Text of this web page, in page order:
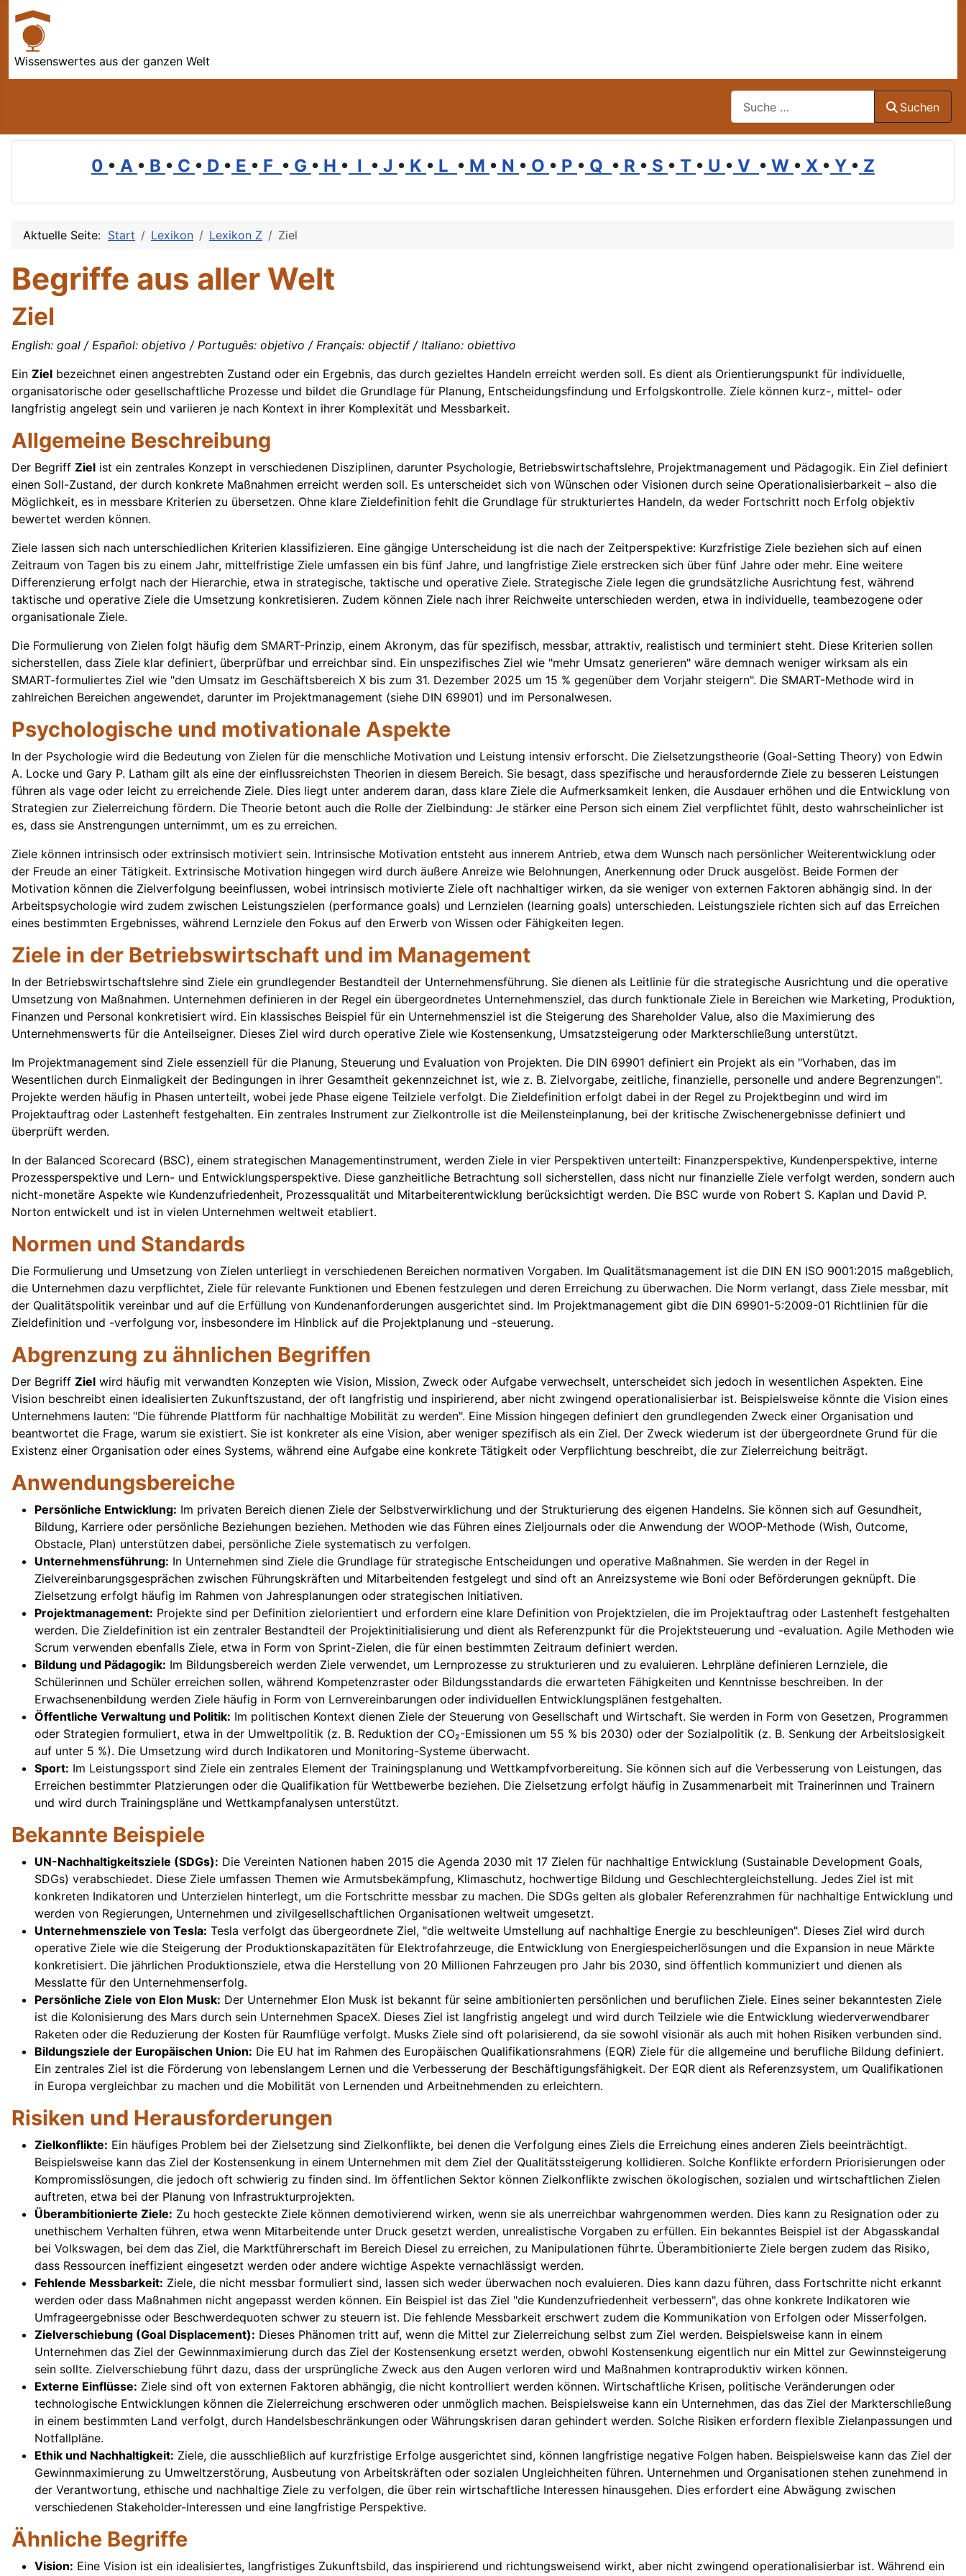
Wissenswertes aus der ganzen Welt
Suchen
0 • A • B • C • D • E • F • G • H • I • J • K • L • M • N • O • P • Q • R • S • T • U • V • W • X • Y • Z
Aktuelle Seite: Start Lexikon Lexikon Z Ziel
Begriffe aus aller Welt
Ziel
English: goal / Español: objetivo / Português: objetivo / Français: objectif / Italiano: obiettivo
Ein Ziel bezeichnet einen angestrebten Zustand oder ein Ergebnis, das durch gezieltes Handeln erreicht werden soll. Es dient als Orientierungspunkt für individuelle,
organisatorische oder gesellschaftliche Prozesse und bildet die Grundlage für Planung, Entscheidungsfindung und Erfolgskontrolle. Ziele können kurz-, mittel- oder
langfristig angelegt sein und variieren je nach Kontext in ihrer Komplexität und Messbarkeit.
Allgemeine Beschreibung
Der Begriff Ziel ist ein zentrales Konzept in verschiedenen Disziplinen, darunter Psychologie, Betriebswirtschaftslehre, Projektmanagement und Pädagogik. Ein Ziel definiert
einen Soll-Zustand, der durch konkrete Maßnahmen erreicht werden soll. Es unterscheidet sich von Wünschen oder Visionen durch seine Operationalisierbarkeit – also die
Möglichkeit, es in messbare Kriterien zu übersetzen. Ohne klare Zieldefinition fehlt die Grundlage für strukturiertes Handeln, da weder Fortschritt noch Erfolg objektiv
bewertet werden können.
Ziele lassen sich nach unterschiedlichen Kriterien klassifizieren. Eine gängige Unterscheidung ist die nach der Zeitperspektive: Kurzfristige Ziele beziehen sich auf einen
Zeitraum von Tagen bis zu einem Jahr, mittelfristige Ziele umfassen ein bis fünf Jahre, und langfristige Ziele erstrecken sich über fünf Jahre oder mehr. Eine weitere
Differenzierung erfolgt nach der Hierarchie, etwa in strategische, taktische und operative Ziele. Strategische Ziele legen die grundsätzliche Ausrichtung fest, während
taktische und operative Ziele die Umsetzung konkretisieren. Zudem können Ziele nach ihrer Reichweite unterschieden werden, etwa in individuelle, teambezogene oder
organisationale Ziele.
Die Formulierung von Zielen folgt häufig dem SMART-Prinzip, einem Akronym, das für spezifisch, messbar, attraktiv, realistisch und terminiert steht. Diese Kriterien sollen
sicherstellen, dass Ziele klar definiert, überprüfbar und erreichbar sind. Ein unspezifisches Ziel wie "mehr Umsatz generieren" wäre demnach weniger wirksam als ein
SMART-formuliertes Ziel wie "den Umsatz im Geschäftsbereich X bis zum 31. Dezember 2025 um 15 % gegenüber dem Vorjahr steigern". Die SMART-Methode wird in
zahlreichen Bereichen angewendet, darunter im Projektmanagement (siehe DIN 69901) und im Personalwesen.
Psychologische und motivationale Aspekte
In der Psychologie wird die Bedeutung von Zielen für die menschliche Motivation und Leistung intensiv erforscht. Die Zielsetzungstheorie (Goal-Setting Theory) von Edwin
A. Locke und Gary P. Latham gilt als eine der einflussreichsten Theorien in diesem Bereich. Sie besagt, dass spezifische und herausfordernde Ziele zu besseren Leistungen
führen als vage oder leicht zu erreichende Ziele. Dies liegt unter anderem daran, dass klare Ziele die Aufmerksamkeit lenken, die Ausdauer erhöhen und die Entwicklung von
Strategien zur Zielerreichung fördern. Die Theorie betont auch die Rolle der Zielbindung: Je stärker eine Person sich einem Ziel verpflichtet fühlt, desto wahrscheinlicher ist
es, dass sie Anstrengungen unternimmt, um es zu erreichen.
Ziele können intrinsisch oder extrinsisch motiviert sein. Intrinsische Motivation entsteht aus innerem Antrieb, etwa dem Wunsch nach persönlicher Weiterentwicklung oder
der Freude an einer Tätigkeit. Extrinsische Motivation hingegen wird durch äußere Anreize wie Belohnungen, Anerkennung oder Druck ausgelöst. Beide Formen der
Motivation können die Zielverfolgung beeinflussen, wobei intrinsisch motivierte Ziele oft nachhaltiger wirken, da sie weniger von externen Faktoren abhängig sind. In der
Arbeitspsychologie wird zudem zwischen Leistungszielen (performance goals) und Lernzielen (learning goals) unterschieden. Leistungsziele richten sich auf das Erreichen
eines bestimmten Ergebnisses, während Lernziele den Fokus auf den Erwerb von Wissen oder Fähigkeiten legen.
Ziele in der Betriebswirtschaft und im Management
In der Betriebswirtschaftslehre sind Ziele ein grundlegender Bestandteil der Unternehmensführung. Sie dienen als Leitlinie für die strategische Ausrichtung und die operative
Umsetzung von Maßnahmen. Unternehmen definieren in der Regel ein übergeordnetes Unternehmensziel, das durch funktionale Ziele in Bereichen wie Marketing, Produktion,
Finanzen und Personal konkretisiert wird. Ein klassisches Beispiel für ein Unternehmensziel ist die Steigerung des Shareholder Value, also die Maximierung des
Unternehmenswerts für die Anteilseigner. Dieses Ziel wird durch operative Ziele wie Kostensenkung, Umsatzsteigerung oder Markterschließung unterstützt.
Im Projektmanagement sind Ziele essenziell für die Planung, Steuerung und Evaluation von Projekten. Die DIN 69901 definiert ein Projekt als ein "Vorhaben, das im
Wesentlichen durch Einmaligkeit der Bedingungen in ihrer Gesamtheit gekennzeichnet ist, wie z. B. Zielvorgabe, zeitliche, finanzielle, personelle und andere Begrenzungen".
Projekte werden häufig in Phasen unterteilt, wobei jede Phase eigene Teilziele verfolgt. Die Zieldefinition erfolgt dabei in der Regel zu Projektbeginn und wird im
Projektauftrag oder Lastenheft festgehalten. Ein zentrales Instrument zur Zielkontrolle ist die Meilensteinplanung, bei der kritische Zwischenergebnisse definiert und
überprüft werden.
In der Balanced Scorecard (BSC), einem strategischen Managementinstrument, werden Ziele in vier Perspektiven unterteilt: Finanzperspektive, Kundenperspektive, interne
Prozessperspektive und Lern- und Entwicklungsperspektive. Diese ganzheitliche Betrachtung soll sicherstellen, dass nicht nur finanzielle Ziele verfolgt werden, sondern auch
nicht-monetäre Aspekte wie Kundenzufriedenheit, Prozessqualität und Mitarbeiterentwicklung berücksichtigt werden. Die BSC wurde von Robert S. Kaplan und David P.
Norton entwickelt und ist in vielen Unternehmen weltweit etabliert.
Normen und Standards
Die Formulierung und Umsetzung von Zielen unterliegt in verschiedenen Bereichen normativen Vorgaben. Im Qualitätsmanagement ist die DIN EN ISO 9001:2015 maßgeblich,
die Unternehmen dazu verpflichtet, Ziele für relevante Funktionen und Ebenen festzulegen und deren Erreichung zu überwachen. Die Norm verlangt, dass Ziele messbar, mit
der Qualitätspolitik vereinbar und auf die Erfüllung von Kundenanforderungen ausgerichtet sind. Im Projektmanagement gibt die DIN 69901-5:2009-01 Richtlinien für die
Zieldefinition und -verfolgung vor, insbesondere im Hinblick auf die Projektplanung und -steuerung.
Abgrenzung zu ähnlichen Begriffen
Der Begriff Ziel wird häufig mit verwandten Konzepten wie Vision, Mission, Zweck oder Aufgabe verwechselt, unterscheidet sich jedoch in wesentlichen Aspekten. Eine
Vision beschreibt einen idealisierten Zukunftszustand, der oft langfristig und inspirierend, aber nicht zwingend operationalisierbar ist. Beispielsweise könnte die Vision eines
Unternehmens lauten: "Die führende Plattform für nachhaltige Mobilität zu werden". Eine Mission hingegen definiert den grundlegenden Zweck einer Organisation und
beantwortet die Frage, warum sie existiert. Sie ist konkreter als eine Vision, aber weniger spezifisch als ein Ziel. Der Zweck wiederum ist der übergeordnete Grund für die
Existenz einer Organisation oder eines Systems, während eine Aufgabe eine konkrete Tätigkeit oder Verpflichtung beschreibt, die zur Zielerreichung beiträgt.
Anwendungsbereiche
Persönliche Entwicklung: Im privaten Bereich dienen Ziele der Selbstverwirklichung und der Strukturierung des eigenen Handelns. Sie können sich auf Gesundheit,
Bildung, Karriere oder persönliche Beziehungen beziehen. Methoden wie das Führen eines Zieljournals oder die Anwendung der WOOP-Methode (Wish, Outcome,
Obstacle, Plan) unterstützen dabei, persönliche Ziele systematisch zu verfolgen.
Unternehmensführung: In Unternehmen sind Ziele die Grundlage für strategische Entscheidungen und operative Maßnahmen. Sie werden in der Regel in
Zielvereinbarungsgesprächen zwischen Führungskräften und Mitarbeitenden festgelegt und sind oft an Anreizsysteme wie Boni oder Beförderungen geknüpft. Die
Zielsetzung erfolgt häufig im Rahmen von Jahresplanungen oder strategischen Initiativen.
Projektmanagement: Projekte sind per Definition zielorientiert und erfordern eine klare Definition von Projektzielen, die im Projektauftrag oder Lastenheft festgehalten
werden. Die Zieldefinition ist ein zentraler Bestandteil der Projektinitialisierung und dient als Referenzpunkt für die Projektsteuerung und -evaluation. Agile Methoden wie
Scrum verwenden ebenfalls Ziele, etwa in Form von Sprint-Zielen, die für einen bestimmten Zeitraum definiert werden.
Bildung und Pädagogik: Im Bildungsbereich werden Ziele verwendet, um Lernprozesse zu strukturieren und zu evaluieren. Lehrpläne definieren Lernziele, die
Schülerinnen und Schüler erreichen sollen, während Kompetenzraster oder Bildungsstandards die erwarteten Fähigkeiten und Kenntnisse beschreiben. In der
Erwachsenenbildung werden Ziele häufig in Form von Lernvereinbarungen oder individuellen Entwicklungsplänen festgehalten.
Öffentliche Verwaltung und Politik: Im politischen Kontext dienen Ziele der Steuerung von Gesellschaft und Wirtschaft. Sie werden in Form von Gesetzen, Programmen
oder Strategien formuliert, etwa in der Umweltpolitik (z. B. Reduktion der CO₂-Emissionen um 55 % bis 2030) oder der Sozialpolitik (z. B. Senkung der Arbeitslosigkeit
auf unter 5 %). Die Umsetzung wird durch Indikatoren und Monitoring-Systeme überwacht.
Sport: Im Leistungssport sind Ziele ein zentrales Element der Trainingsplanung und Wettkampfvorbereitung. Sie können sich auf die Verbesserung von Leistungen, das
Erreichen bestimmter Platzierungen oder die Qualifikation für Wettbewerbe beziehen. Die Zielsetzung erfolgt häufig in Zusammenarbeit mit Trainerinnen und Trainern
und wird durch Trainingspläne und Wettkampfanalysen unterstützt.
Bekannte Beispiele
UN-Nachhaltigkeitsziele (SDGs): Die Vereinten Nationen haben 2015 die Agenda 2030 mit 17 Zielen für nachhaltige Entwicklung (Sustainable Development Goals,
SDGs) verabschiedet. Diese Ziele umfassen Themen wie Armutsbekämpfung, Klimaschutz, hochwertige Bildung und Geschlechtergleichstellung. Jedes Ziel ist mit
konkreten Indikatoren und Unterzielen hinterlegt, um die Fortschritte messbar zu machen. Die SDGs gelten als globaler Referenzrahmen für nachhaltige Entwicklung und
werden von Regierungen, Unternehmen und zivilgesellschaftlichen Organisationen weltweit umgesetzt.
Unternehmensziele von Tesla: Tesla verfolgt das übergeordnete Ziel, "die weltweite Umstellung auf nachhaltige Energie zu beschleunigen". Dieses Ziel wird durch
operative Ziele wie die Steigerung der Produktionskapazitäten für Elektrofahrzeuge, die Entwicklung von Energiespeicherlösungen und die Expansion in neue Märkte
konkretisiert. Die jährlichen Produktionsziele, etwa die Herstellung von 20 Millionen Fahrzeugen pro Jahr bis 2030, sind öffentlich kommuniziert und dienen als
Messlatte für den Unternehmenserfolg.
Persönliche Ziele von Elon Musk: Der Unternehmer Elon Musk ist bekannt für seine ambitionierten persönlichen und beruflichen Ziele. Eines seiner bekanntesten Ziele
ist die Kolonisierung des Mars durch sein Unternehmen SpaceX. Dieses Ziel ist langfristig angelegt und wird durch Teilziele wie die Entwicklung wiederverwendbarer
Raketen oder die Reduzierung der Kosten für Raumflüge verfolgt. Musks Ziele sind oft polarisierend, da sie sowohl visionär als auch mit hohen Risiken verbunden sind.
Bildungsziele der Europäischen Union: Die EU hat im Rahmen des Europäischen Qualifikationsrahmens (EQR) Ziele für die allgemeine und berufliche Bildung definiert.
Ein zentrales Ziel ist die Förderung von lebenslangem Lernen und die Verbesserung der Beschäftigungsfähigkeit. Der EQR dient als Referenzsystem, um Qualifikationen
in Europa vergleichbar zu machen und die Mobilität von Lernenden und Arbeitnehmenden zu erleichtern.
Risiken und Herausforderungen
Zielkonflikte: Ein häufiges Problem bei der Zielsetzung sind Zielkonflikte, bei denen die Verfolgung eines Ziels die Erreichung eines anderen Ziels beeinträchtigt.
Beispielsweise kann das Ziel der Kostensenkung in einem Unternehmen mit dem Ziel der Qualitätssteigerung kollidieren. Solche Konflikte erfordern Priorisierungen oder
Kompromisslösungen, die jedoch oft schwierig zu finden sind. Im öffentlichen Sektor können Zielkonflikte zwischen ökologischen, sozialen und wirtschaftlichen Zielen
auftreten, etwa bei der Planung von Infrastrukturprojekten.
Überambitionierte Ziele: Zu hoch gesteckte Ziele können demotivierend wirken, wenn sie als unerreichbar wahrgenommen werden. Dies kann zu Resignation oder zu
unethischem Verhalten führen, etwa wenn Mitarbeitende unter Druck gesetzt werden, unrealistische Vorgaben zu erfüllen. Ein bekanntes Beispiel ist der Abgasskandal
bei Volkswagen, bei dem das Ziel, die Marktführerschaft im Bereich Diesel zu erreichen, zu Manipulationen führte. Überambitionierte Ziele bergen zudem das Risiko,
dass Ressourcen ineffizient eingesetzt werden oder andere wichtige Aspekte vernachlässigt werden.
Fehlende Messbarkeit: Ziele, die nicht messbar formuliert sind, lassen sich weder überwachen noch evaluieren. Dies kann dazu führen, dass Fortschritte nicht erkannt
werden oder dass Maßnahmen nicht angepasst werden können. Ein Beispiel ist das Ziel "die Kundenzufriedenheit verbessern", das ohne konkrete Indikatoren wie
Umfrageergebnisse oder Beschwerdequoten schwer zu steuern ist. Die fehlende Messbarkeit erschwert zudem die Kommunikation von Erfolgen oder Misserfolgen.
Zielverschiebung (Goal Displacement): Dieses Phänomen tritt auf, wenn die Mittel zur Zielerreichung selbst zum Ziel werden. Beispielsweise kann in einem
Unternehmen das Ziel der Gewinnmaximierung durch das Ziel der Kostensenkung ersetzt werden, obwohl Kostensenkung eigentlich nur ein Mittel zur Gewinnsteigerung
sein sollte. Zielverschiebung führt dazu, dass der ursprüngliche Zweck aus den Augen verloren wird und Maßnahmen kontraproduktiv wirken können.
Externe Einflüsse: Ziele sind oft von externen Faktoren abhängig, die nicht kontrolliert werden können. Wirtschaftliche Krisen, politische Veränderungen oder
technologische Entwicklungen können die Zielerreichung erschweren oder unmöglich machen. Beispielsweise kann ein Unternehmen, das das Ziel der Markterschließung
in einem bestimmten Land verfolgt, durch Handelsbeschränkungen oder Währungskrisen daran gehindert werden. Solche Risiken erfordern flexible Zielanpassungen und
Notfallpläne.
Ethik und Nachhaltigkeit: Ziele, die ausschließlich auf kurzfristige Erfolge ausgerichtet sind, können langfristige negative Folgen haben. Beispielsweise kann das Ziel der
Gewinnmaximierung zu Umweltzerstörung, Ausbeutung von Arbeitskräften oder sozialen Ungleichheiten führen. Unternehmen und Organisationen stehen zunehmend in
der Verantwortung, ethische und nachhaltige Ziele zu verfolgen, die über rein wirtschaftliche Interessen hinausgehen. Dies erfordert eine Abwägung zwischen
verschiedenen Stakeholder-Interessen und eine langfristige Perspektive.
Ähnliche Begriffe
Vision: Eine Vision ist ein idealisiertes, langfristiges Zukunftsbild, das inspirierend und richtungsweisend wirkt, aber nicht zwingend operationalisierbar ist. Während ein